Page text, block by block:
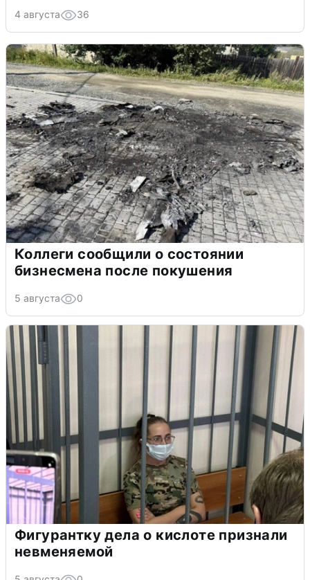
4 августа 36
Коллеги сообщили о состоянии
бизнесмена после покушения
5 августа 0
Фигурантку дела о кислоте признали
невменяемой